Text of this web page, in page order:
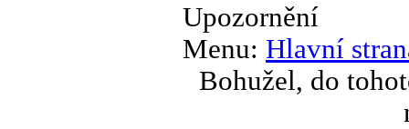
Upozornění
Menu: Hlavní
Bohužel, do